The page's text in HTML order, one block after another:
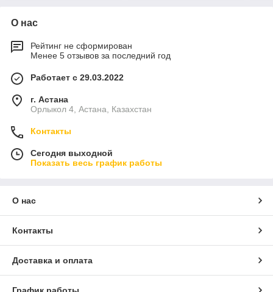
О нас
Рейтинг не сформирован
Менее 5 отзывов за последний год
Работает с 29.03.2022
г. Астана
Орлыкол 4, Астана, Казахстан
Контакты
Сегодня выходной
Показать весь график работы
О нас
Контакты
Доставка и оплата